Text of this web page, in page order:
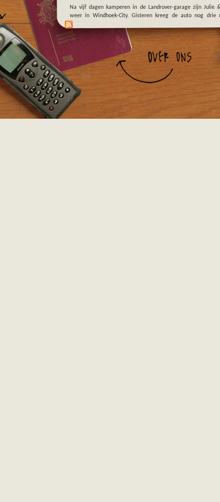
Na vijf dagen kamperen in de Landrover-garage zijn Julie
weer in Windhoek-City. Gisteren kreeg de auto nog drie